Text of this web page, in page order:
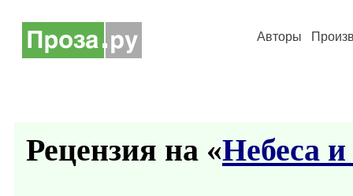
Авторы
Рецензия на «Небеса